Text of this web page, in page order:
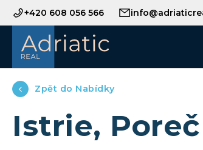
+420 608 056 566
Zpět do Nabídky
Istrie,